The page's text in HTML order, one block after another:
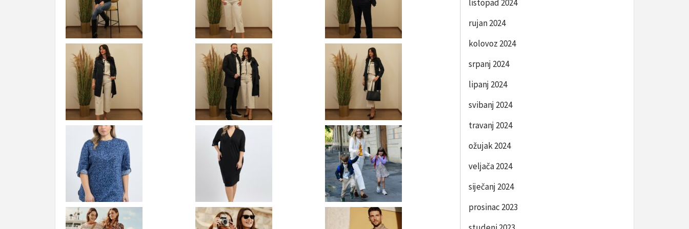
listopad 2024
rujan 2024
kolovoz 2024
srpanj 2024
lipanj 2024
svibanj 2024
travanj 2024
ožujak 2024
veljača 2024
siječanj 2024
prosinac 2023